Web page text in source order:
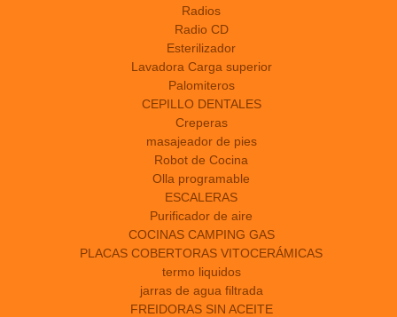
Radios
Radio CD
Esterilizador
Lavadora Carga superior
Palomiteros
CEPILLO DENTALES
Creperas
masajeador de pies
Robot de Cocina
Olla programable
ESCALERAS
Purificador de aire
COCINAS CAMPING GAS
PLACAS COBERTORAS VITOCERÁMICAS
termo liquidos
jarras de agua filtrada
FREIDORAS SIN ACEITE